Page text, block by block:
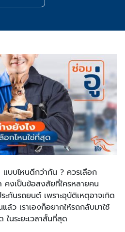
บบไหนดีกว่ากัน ? ควรเลือก
คงเป็นข้อสงสัยที่ใครหลายคน
กันรถยนต์ เพราะอุบัติเหตุอาจเกิด
ล้ว เราเองก็อยากให้รถกลับมาใช้
นระยะเวลาสั้นที่สุด